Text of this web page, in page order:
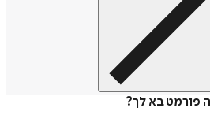
פורמט בא לך?